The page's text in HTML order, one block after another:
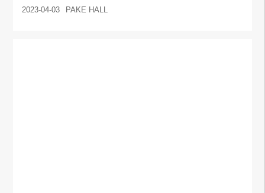
2023-04-03 PAKE HALL